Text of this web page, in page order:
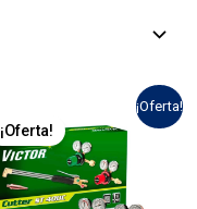
¡Oferta!
¡Oferta!